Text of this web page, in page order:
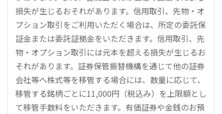
損失が生じるおそれがあります。信用取引、先物・オ
プション取引をご利用いただく場合は、所定の委託保
証金または委託証拠金をいただきます。信用取引、先
物・オプション取引には元本を超える損失が生じるお
それがあります。証券保管振替機構を通じて他の証券
会社等へ株式等を移管する場合には、数量に応じて、
移管する銘柄ごとに11,000円（税込み）を上限額とし
て移管手数料をいただきます。有価証券や金銭のお預